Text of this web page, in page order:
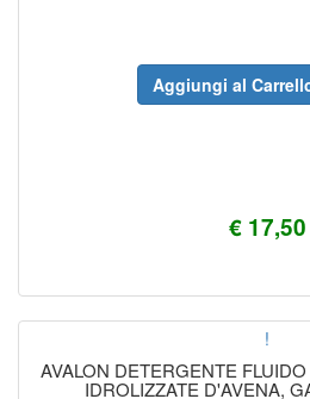
€ 17,50
Aggiungi al
!
AVALON DETERGENTE
IDROLIZZATE D'AVENA,